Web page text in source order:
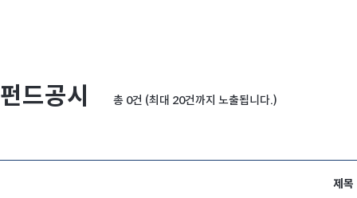
펀드공시 총 0건 (최대 20건까지 노출됩니다.)
제목